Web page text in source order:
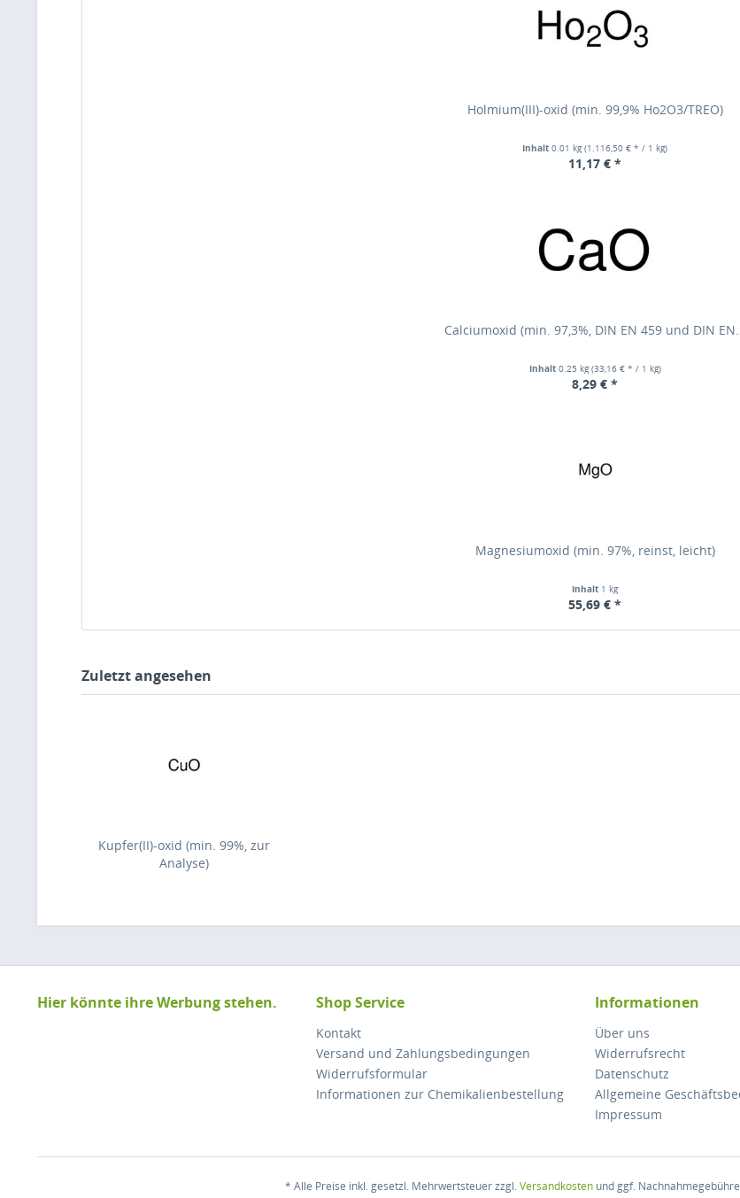
Holmium(III)-oxid (min. 99,9% Ho2O3/TREO)
Inhalt 0.01 kg(1.116,50 € * / 1 kg)
11,17 € *
Calciumoxid (min. 97,3%, DIN EN 459 und DIN
Inhalt 0.25 kg(33,16 € * / 1 kg)
8,29 € *
Magnesiumoxid (min. 97%, reinst, leicht)
Inhalt 1 kg
55,69 € *
Zuletzt angesehen
Kupfer(II)-oxid (min. 99%, zur
Analyse)
Hier könnte ihre Werbung stehen. Shop Service
Kontakt
Versand und Zahlungsbedingungen
Widerrufsformular
Informationen zur Chemikalienbestellung
Informationen
Über uns
Widerrufsrecht
Datenschutz
Allgemeine
Impressum
* Alle Preise inkl. gesetzl. Mehrwertsteuer zzgl.Versandkostenund ggf.